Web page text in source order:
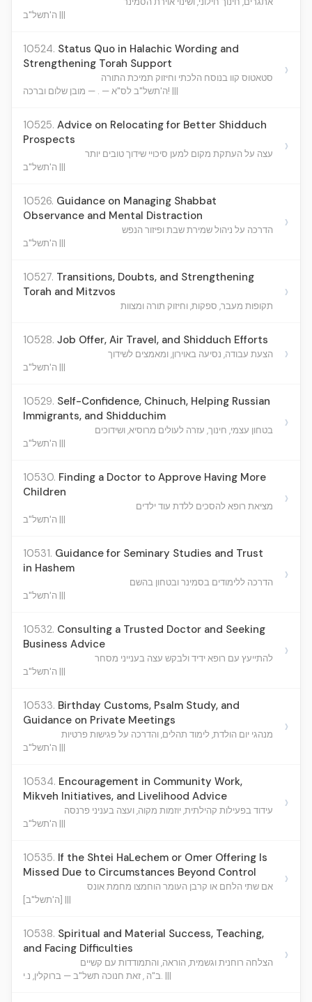
ה'תשל"ב |||
10524. Status Quo in Halachic Wording and
Strengthening Torah Support
סטאטוס קוו בנוסח הלכתי וחיזוק תמיכת התורה
ה'תשל"ב לס"א — . — מובן שלום וברכה! |||
›
10525. Advice on Relocating for Better Shidduch
Prospects
עצה על העתקת מקום למען סיכויי שידוך טובים יותר
ה'תשל"ב |||
›
10526. Guidance on Managing Shabbat
Observance and Mental Distraction
הדרכה על ניהול שמירת שבת ופיזור הנפש
ה'תשל"ב |||
›
10527. Transitions, Doubts, and Strengthening
Torah and Mitzvos
תקופות מעבר, ספקות, וחיזוק תורה ומצוות
›
10528. Job Offer, Air Travel, and Shidduch Efforts
הצעת עבודה, נסיעה באוירון, ומאמצים לשידוך
ה'תשל"ב |||
›
10529. Self-Confidence, Chinuch, Helping Russian
Immigrants, and Shidduchim
בטחון עצמי, חינוך, עזרה לעולים מרוסיא, ושידוכים
ה'תשל"ב |||
›
10530. Finding a Doctor to Approve Having More
Children
מציאת רופא להסכים ללדת עוד ילדים
ה'תשל"ב |||
›
10531. Guidance for Seminary Studies and Trust
in Hashem
הדרכה ללימודים בסמינר ובטחון בהשם
ה'תשל"ב |||
›
10532. Consulting a Trusted Doctor and Seeking
Business Advice
להתייעץ עם רופא ידיד ולבקש עצה בענייני מסחר
ה'תשל"ב |||
›
10533. Birthday Customs, Psalm Study, and
Guidance on Private Meetings
מנהגי יום הולדת, לימוד תהלים, והדרכה על פגישות פרטיות
ה'תשל"ב |||
›
10534. Encouragement in Community Work,
Mikveh Initiatives, and Livelihood Advice
עידוד בפעילות קהילתית, יוזמות מקוה, ועצה בעניני פרנסה
ה'תשל"ב |||
›
10535. If the Shtei HaLechem or Omer Offering Is
Missed Due to Circumstances Beyond Control
אם שתי הלחם או קרבן העומר הוחמצו מחמת אונס
[ה'תשל"ב] |||
›
10538. Spiritual and Material Success, Teaching,
and Facing Difficulties
הצלחה רוחנית וגשמית, הוראה, והתמודדות עם קשיים
ב"ה , זאת חנוכה תשל"ב — ברוקלין, נ.י. |||
›